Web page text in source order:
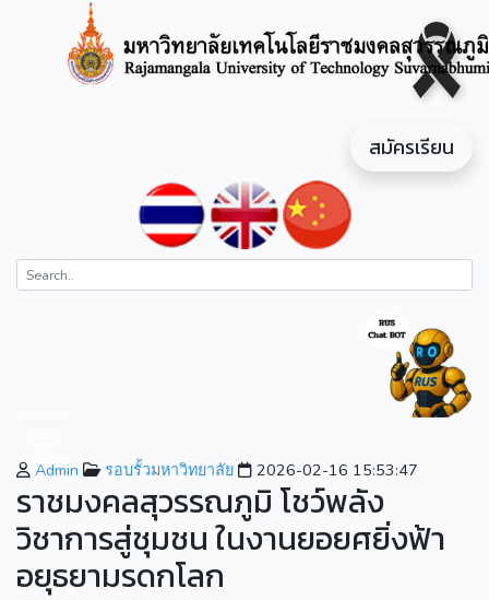
สมัครเรียน
Admin รอบรั้วมหาวิทยาลัย 2026-02-16 15:53:47
ราชมงคลสุวรรณภูมิ โชว์พลัง
วิชาการสู่ชุมชน ในงานยอยศยิ่งฟ้า
อยุธยามรดกโลก